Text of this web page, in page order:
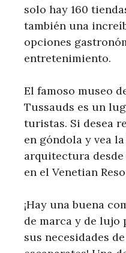
solo hay 160
también una
opciones
entretenimiento.
El famoso museo
Tussauds es un
turistas. Si desea
en góndola y vea
arquitectura
en el Venetian
¡Hay una buena
de marca y de lujo
sus necesidades